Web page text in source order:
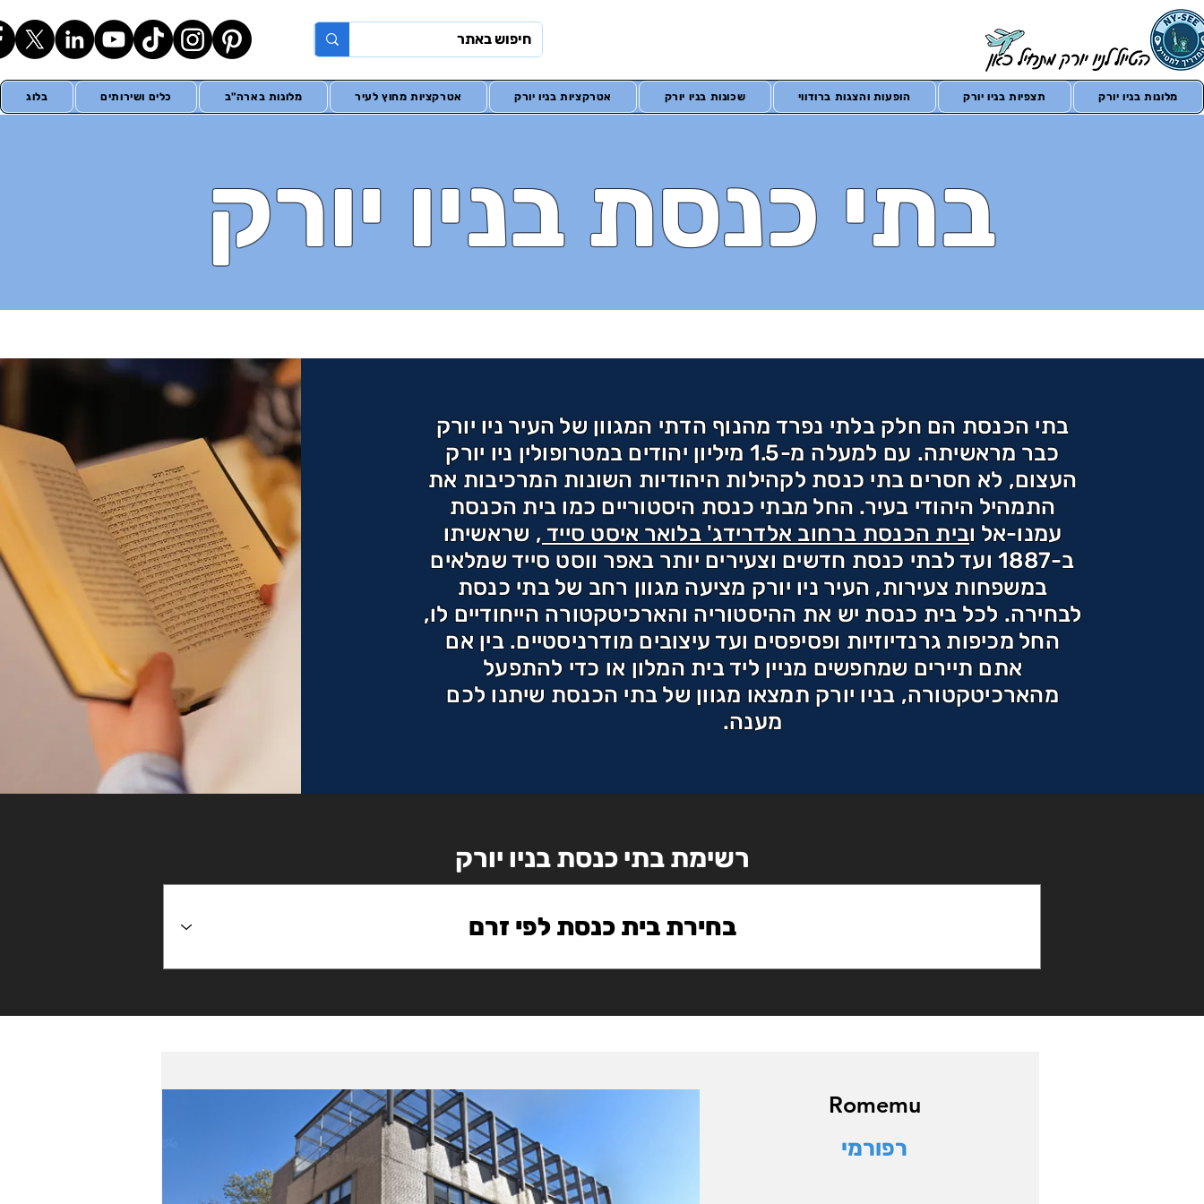
בלוג כלים ושירותים מלונות בארה"ב אטרקציות מחוץ לעיר אטרקציות בניו יורק שכונות בניו יורק הופעות והצגות ברודווי תצפיות בניו יורק מלונות בניו יורק
בתי כנסת בניו יורק
בתי הכנסת הם חלק בלתי נפרד מהנוף הדתי המגוון של העיר ניו יורק
כבר מראשיתה. עם למעלה מ-1.5 מיליון יהודים במטרופולין ניו יורק
העצום, לא חסרים בתי כנסת לקהילות היהודיות השונות המרכיבות את
התמהיל היהודי בעיר. החל מבתי כנסת היסטוריים כמו בית הכנסת
עמנו-אל ובית הכנסת ברחוב אלדרידג' בלואר איסט סייד , שראשיתו
ב-1887 ועד לבתי כנסת חדשים וצעירים יותר באפר ווסט סייד שמלאים
במשפחות צעירות, העיר ניו יורק מציעה מגוון רחב של בתי כנסת
לבחירה. לכל בית כנסת יש את ההיסטוריה והארכיטקטורה הייחודיים לו,
החל מכיפות גרנדיוזיות ופסיפסים ועד עיצובים מודרניסטיים. בין אם
אתם תיירים שמחפשים מניין ליד בית המלון או כדי להתפעל
מהארכיטקטורה, בניו יורק תמצאו מגוון של בתי הכנסת שיתנו לכם
מענה.
רשימת בתי כנסת בניו יורק
Romemu
רפורמי